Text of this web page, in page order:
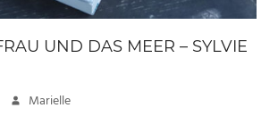
UND DAS MEER – SYLVIE
Marielle